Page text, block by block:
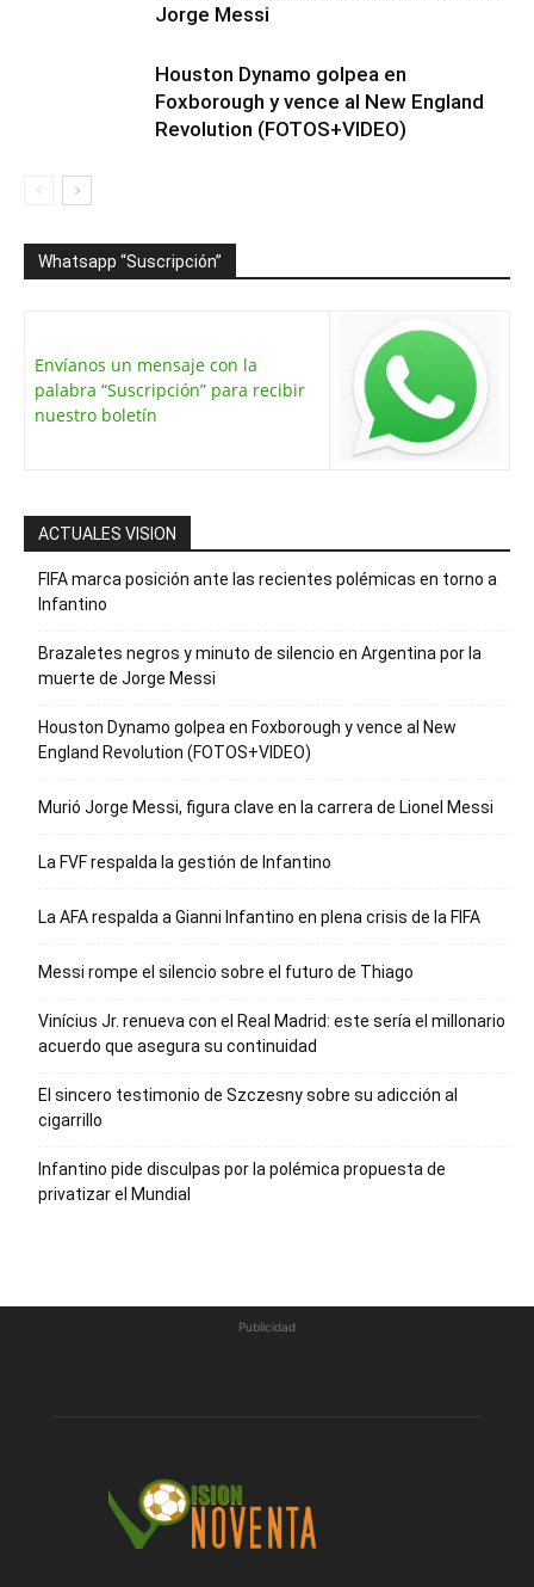
Jorge Messi
Houston Dynamo golpea en
Foxborough y vence al New England
Revolution (FOTOS+VIDEO)
Whatsapp “Suscripción”
Envíanos un mensaje con la
palabra “Suscripción” para recibir
nuestro boletín
ACTUALES VISION
FIFA marca posición ante las recientes polémicas en torno a
Infantino
Brazaletes negros y minuto de silencio en Argentina por la
muerte de Jorge Messi
Houston Dynamo golpea en Foxborough y vence al New
England Revolution (FOTOS+VIDEO)
Murió Jorge Messi, figura clave en la carrera de Lionel Messi
La FVF respalda la gestión de Infantino
La AFA respalda a Gianni Infantino en plena crisis de la FIFA
Messi rompe el silencio sobre el futuro de Thiago
Vinícius Jr. renueva con el Real Madrid: este sería el millonario
acuerdo que asegura su continuidad
El sincero testimonio de Szczesny sobre su adicción al
cigarrillo
Infantino pide disculpas por la polémica propuesta de
privatizar el Mundial
Publicidad